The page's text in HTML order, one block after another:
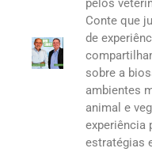
pelos
Conte que
de
sobre a
ambientes
animal e
experiência
estratégias